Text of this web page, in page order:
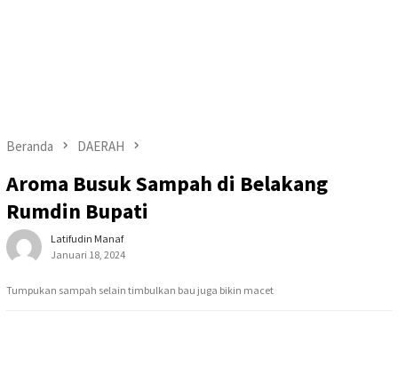
Beranda DAERAH
Aroma Busuk Sampah di Belakang
Rumdin Bupati
Latifudin Manaf
Januari 18, 2024
Tumpukan sampah selain timbulkan bau juga bikin macet